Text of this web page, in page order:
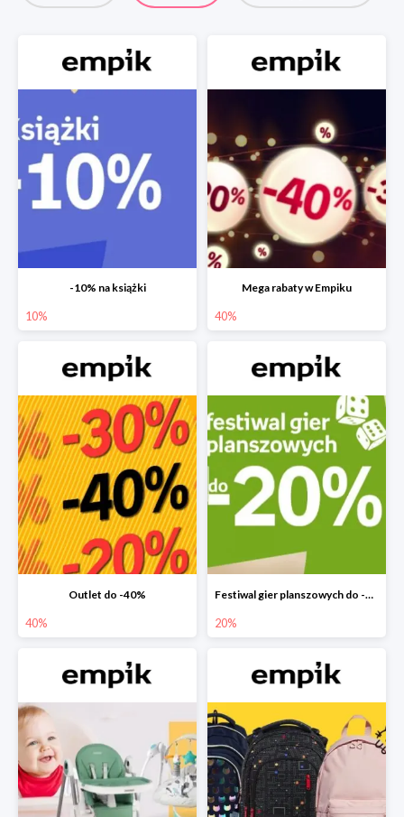
-10% na książki
10%
Mega rabaty w Empiku
40%
Outlet do -40%
40%
Festiwal gier planszowych do -20%
20%